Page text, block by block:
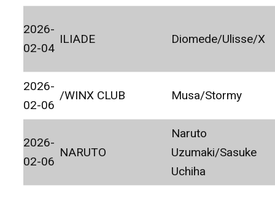
2026-
02-04
ILIADE Diomede/Ulisse/X
2026-
02-06
/WINX CLUB Musa/Stormy
2026-
02-06
NARUTO
Naruto
Uzumaki/Sasuke
Uchiha